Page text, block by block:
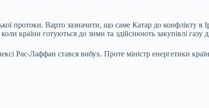
протоки. Варто зазначити, що саме Катар до конфлікту в
країни готуються до зими та здійснюють закупівлі газу
Рас-Лаффан стався вибух. Проте міністр енергетики